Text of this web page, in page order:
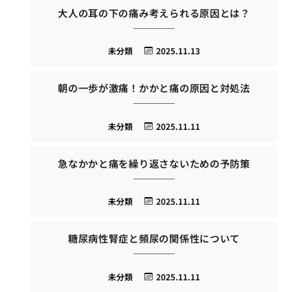
大人の耳の下の痛み考えられる原因とは？
2025.11.13
未分類
朝の一歩が激痛！かかと痛の原因と対処法
2025.11.11
未分類
急なかかと痛を繰り返さないための予防策
2025.11.11
未分類
糖尿病性腎症と頻尿の関係性について
2025.11.11
未分類